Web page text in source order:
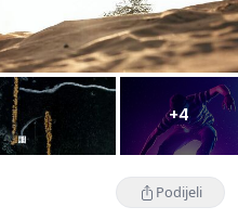
+4
Podijeli